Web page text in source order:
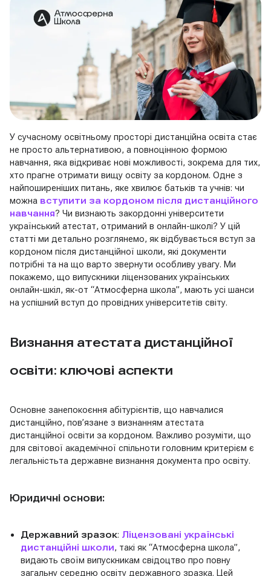
У сучасному освітньому просторі дистанційна освіта стає
не просто альтернативою, а повноцінною формою
навчання, яка відкриває нові можливості, зокрема для тих,
хто прагне отримати вищу освіту за кордоном. Одне з
найпоширеніших питань, яке хвилює батьків та учнів: чи
можна вступити за кордоном після дистанційного
навчання? Чи визнають закордонні університети
український атестат, отриманий в онлайн-школі? У цій
статті ми детально розглянемо, як відбувається вступ за
кордоном після дистанційної школи, які документи
потрібні та на що варто звернути особливу увагу. Ми
покажемо, що випускники ліцензованих українських
онлайн-шкіл, як-от “Атмосферна школа”, мають усі шанси
на успішний вступ до провідних університетів світу.
Визнання атестата дистанційної
освіти: ключові аспекти
Основне занепокоєння абітурієнтів, що навчалися
дистанційно, пов’язане з визнанням атестата
дистанційної освіти за кордоном. Важливо розуміти, що
для світової академічної спільноти головним критерієм є
легальністьта державне визнання документа про освіту.
Юридичні основи:
Державний зразок: Ліцензовані українські
дистанційні школи, такі як “Атмосферна школа”,
видають своїм випускникам свідоцтво про повну
загальну середню освіту державного зразка. Цей